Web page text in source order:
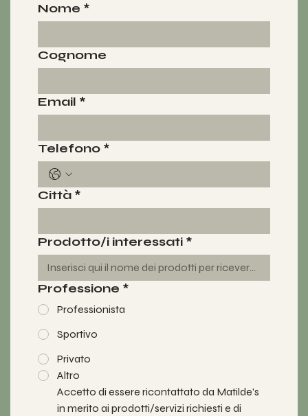
Nome *
Cognome
Email *
Telefono *
Città *
Prodotto/i interessati *
Professione *
Professionista
Sportivo
Privato
Altro
Accetto di essere ricontattato da Matilde's
in merito ai prodotti/servizi richiesti e di